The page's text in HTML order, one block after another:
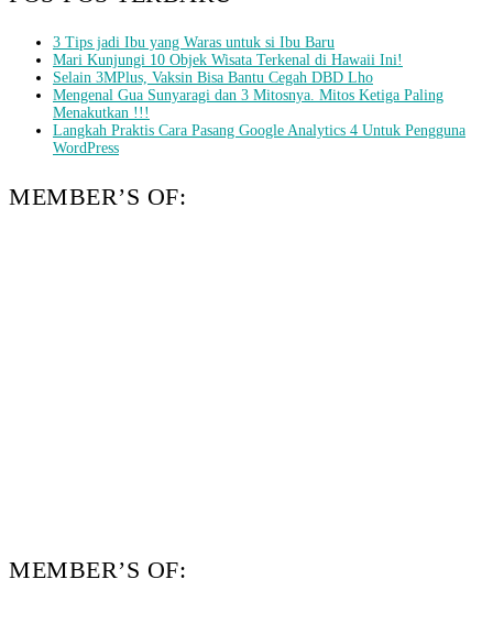
3 Tips jadi Ibu yang Waras untuk si Ibu Baru
Mari Kunjungi 10 Objek Wisata Terkenal di Hawaii Ini!
Selain 3MPlus, Vaksin Bisa Bantu Cegah DBD Lho
Mengenal Gua Sunyaragi dan 3 Mitosnya. Mitos Ketiga Paling
Menakutkan !!!
Langkah Praktis Cara Pasang Google Analytics 4 Untuk Pengguna
WordPress
MEMBER’S OF:
MEMBER’S OF: